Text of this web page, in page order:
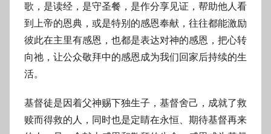
歌，是读经，是守圣餐，是作分享见证，帮助他人看
到上帝的恩典，或是特别的感恩奉献，往往都能激励
彼此在主里有感恩，也都是表达对神的感恩，把心转
向祂，让公众敬拜中的感恩成为我们回家后持续的生
活。
基督徒是因着父神赐下独生子，基督舍己，成就了救
赎而得救的人，同时也是定睛在永恒、期待基督再来